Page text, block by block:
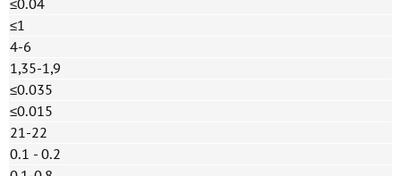
≤0.04
≤1
4-6
1,35-1,9
≤0.035
≤0.015
21-22
0.1 - 0.2